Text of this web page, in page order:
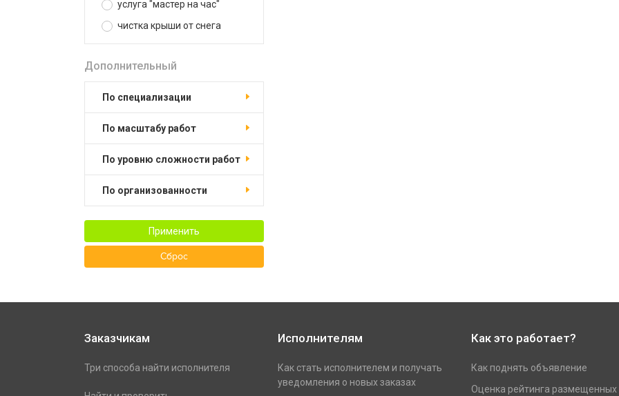
услуга "мастер на час"
чистка крыши от снега
Дополнительный
по специализации
по масштабу работ
по уровню сложности работ
по организованности
Применить
Сброс
Заказчикам
Три способа найти исполнителя
Исполнителям
Как стать исполнителем и получать
уведомления о новых заказах
Как это работает?
Как поднять объявление
Оценка рейтинга размещенных